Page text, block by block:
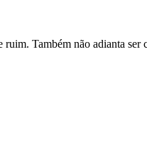
Também não adianta ser